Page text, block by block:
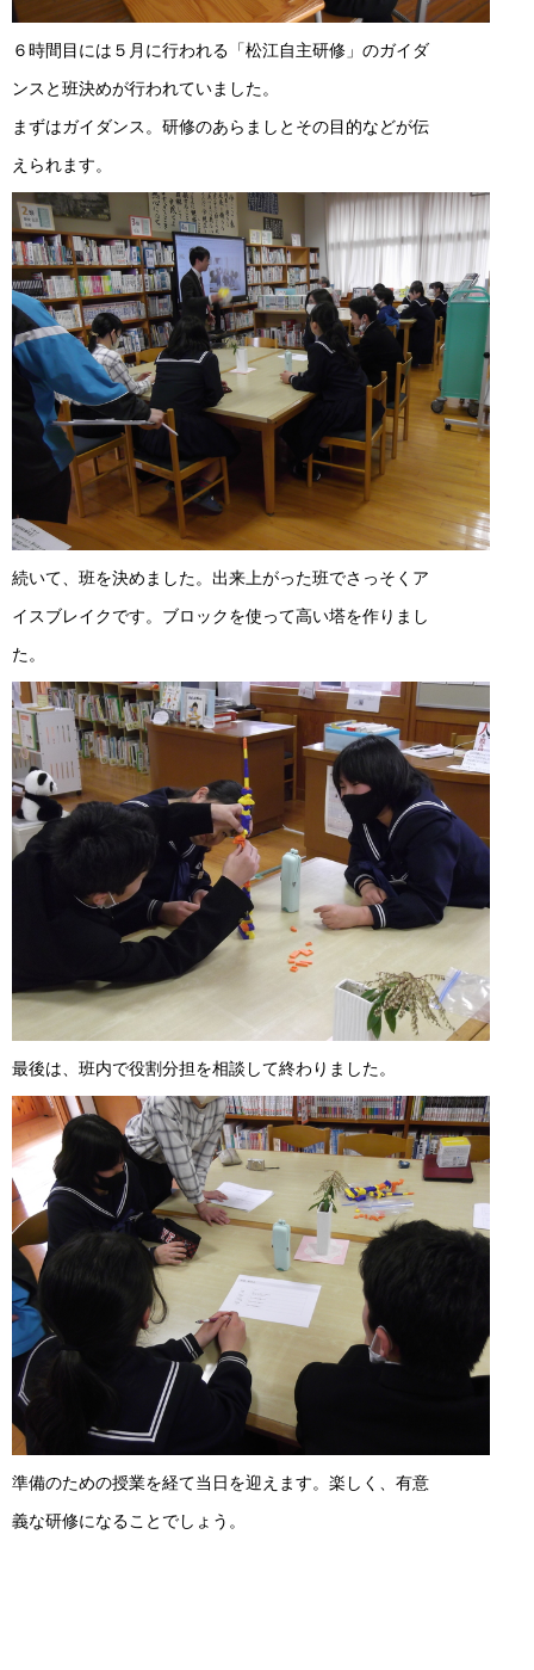
６時間目には５月に行われる「松江自主研修」のガイダ
ンスと班決めが行われていました。
まずはガイダンス。研修のあらましとその目的などが伝
えられます。
続いて、班を決めました。出来上がった班でさっそくア
イスブレイクです。ブロックを使って高い塔を作りまし
た。
最後は、班内で役割分担を相談して終わりました。
準備のための授業を経て当日を迎えます。楽しく、有意
義な研修になることでしょう。